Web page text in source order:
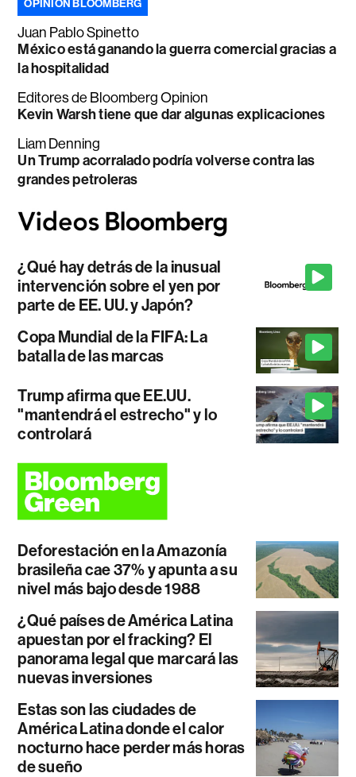
OPINIÓN BLOOMBERG
Juan Pablo Spinetto
México está ganando la guerra comercial gracias a
la hospitalidad
Editores de Bloomberg Opinion
Kevin Warsh tiene que dar algunas explicaciones
Liam Denning
Un Trump acorralado podría volverse contra las
grandes petroleras
¿Qué hay detrás de la inusual
intervención sobre el yen por
parte de EE. UU. y Japón?
Copa Mundial de la FIFA: La
batalla de las marcas
Trump afirma que EE.UU.
"mantendrá el estrecho" y lo
controlará
Deforestación en la Amazonía
brasileña cae 37% y apunta a su
nivel más bajo desde 1988
¿Qué países de América Latina
apuestan por el fracking? El
panorama legal que marcará las
nuevas inversiones
Estas son las ciudades de
América Latina donde el calor
nocturno hace perder más horas
de sueño